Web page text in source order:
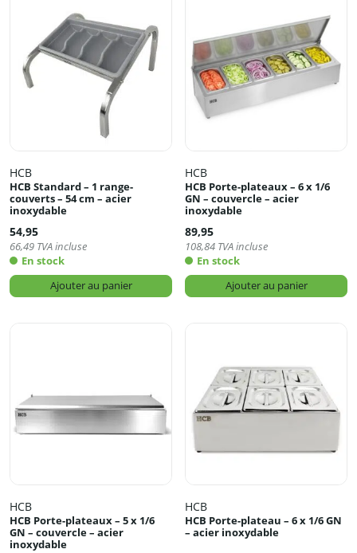
HCB
HCB Standard – 1 range-
couverts – 54 cm – acier
inoxydable
54,95
66,49 TVA incluse
En stock
Ajouter au panier
HCB
HCB Porte-plateaux – 6 x 1/6
GN – couvercle – acier
inoxydable
89,95
108,84 TVA incluse
En stock
Ajouter au panier
HCB
HCB Porte-plateaux – 5 x 1/6
GN – couvercle – acier
inoxydable
HCB
HCB Porte-plateau – 6 x 1/6 GN
– acier inoxydable